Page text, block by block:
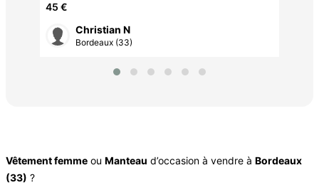
45 €
Christian N
Bordeaux (33)
Vêtement femme ou Manteau d’occasion à vendre à Bordeaux
(33) ?